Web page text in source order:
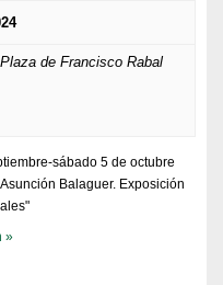
Plaza de Francisco Rabal
sábado 5 de octubre
Balaguer. Exposición
»